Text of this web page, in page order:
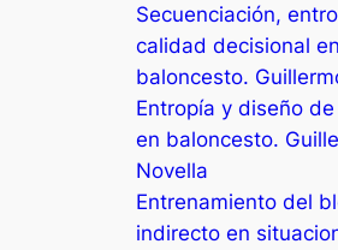
Secuenciación,
calidad decisional en
baloncesto.
Entropía y diseño
en baloncesto.
Novella
Entrenamiento del
indirecto en